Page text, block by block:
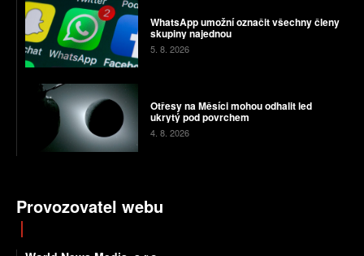
WhatsApp umožní označit všechny členy
skupiny najednou
5. 8. 2026
Otřesy na Měsíci mohou odhalit led
ukrytý pod povrchem
4. 8. 2026
Provozovatel webu